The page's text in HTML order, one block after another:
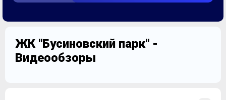
ЖК "Бусиновский парк" -
Видеообзоры